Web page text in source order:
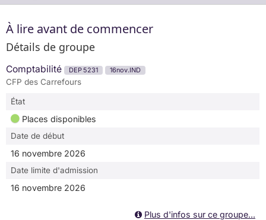
À lire avant de commencer
Détails de groupe
Comptabilité DEP 5231 16nov.IND
CFP des Carrefours
État
Places disponibles
Date de début
16 novembre 2026
Date limite d'admission
16 novembre 2026
Plus d'infos sur ce groupe...